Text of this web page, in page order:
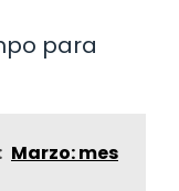
para
Marzo: mes